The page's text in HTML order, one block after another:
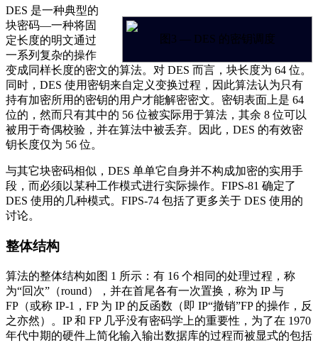
图3 — DES 的密钥调度
DES 是一种典型的
块密码—一种将固
定长度的明文通过
一系列复杂的操作
变成同样长度的密文的算法。对 DES 而言，块长度为 64 位。
同时，DES 使用密钥来自定义变换过程，因此算法认为只有
持有加密所用的密钥的用户才能解密密文。密钥表面上是 64
位的，然而只有其中的 56 位被实际用于算法，其余 8 位可以
被用于奇偶校验，并在算法中被丢弃。因此，DES 的有效密
钥长度仅为 56 位。
与其它块密码相似，DES 单单它自身并不构成加密的实用手
段，而必须以某种工作模式进行实际操作。FIPS-81 确定了
DES 使用的几种模式。FIPS-74 包括了更多关于 DES 使用的
讨论。
整体结构
算法的整体结构如图 1 所示：有 16 个相同的处理过程，称
为“回次”（round），并在首尾各有一次置换，称为 IP 与
FP（或称 IP-1，FP 为 IP 的反函数（即 IP“撤销”FP 的操作，反
之亦然）。IP 和 FP 几乎没有密码学上的重要性，为了在 1970
年代中期的硬件上简化输入输出数据库的过程而被显式的包括